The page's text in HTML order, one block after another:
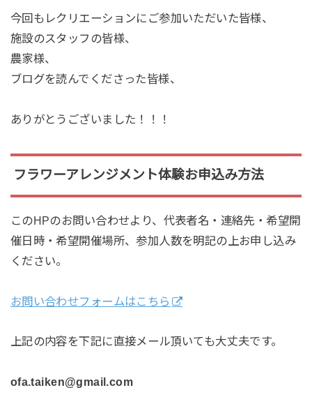
今回もレクリエーションにご参加いただいた皆様、
施設のスタッフの皆様、
農家様、
ブログを読んでくださった皆様、
ありがとうございました！！！
フラワーアレンジメント体験お申込み方法
このHPのお問い合わせより、代表者名・連絡先・希望開
催日時・希望開催場所、参加人数を明記の上お申し込み
ください。
お問い合わせフォームはこちら
上記の内容を下記に直接メール頂いても大丈夫です。
ofa.taiken@gmail.com